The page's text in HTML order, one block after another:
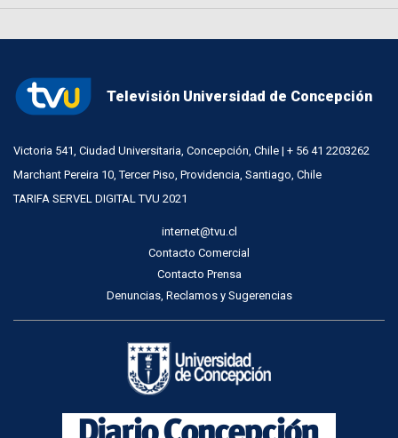
Televisión Universidad de Concepción
Victoria 541, Ciudad Universitaria, Concepción, Chile | + 56 41 2203262
Marchant Pereira 10, Tercer Piso, Providencia, Santiago, Chile
TARIFA SERVEL DIGITAL TVU 2021
internet@tvu.cl
Contacto Comercial
Contacto Prensa
Denuncias, Reclamos y Sugerencias